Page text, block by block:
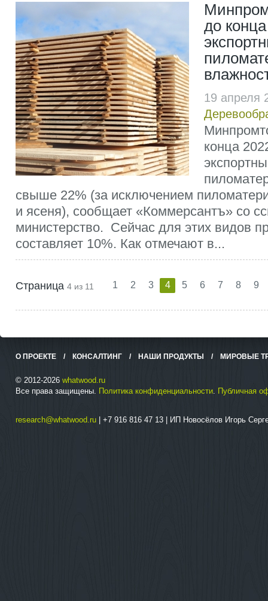
до
19
конца
свыше 22% (за исключением
и ясеня), сообщает «Коммерсантъ» со
министерство. Сейчас для этих видов
составляет 10%. Как отмечают в...
Страница 4 из 11 1 2 3 4 5 6 7 8 9
О ПРОЕКТЕ / КОНСАЛТИНГ / НАШИ ПРОДУКТЫ / МИРОВЫЕ
© 2012-2026 whatwood.ru
Все права защищены. Политика конфиденциальности. Публичная
research@whatwood.ru | +7 916 816 47 13 | ИП Новосёлов Игорь